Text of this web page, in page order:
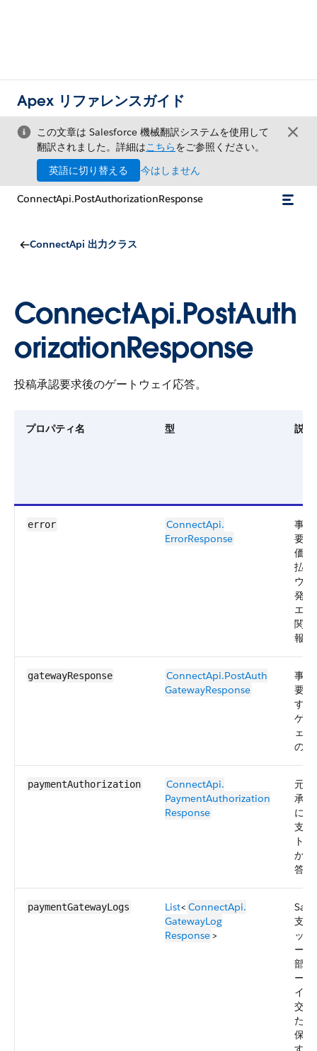
Apex リファレンスガイド
この文章は Salesforce 機械翻訳システムを使用して
翻訳されました。詳細はこちらをご参照ください。
英語に切り替える
今はしません
ConnectApi.PostAuthorizationResponse
ConnectApi 出力クラス
ConnectApi.PostAuth
orizationResponse
投稿承認要求後のゲートウェイ応答。
プロパティ名 型 説明
error
ConnectApi.​
ErrorResponse
事後
要求
価中
払ゲ
ウェ
発生
エラ
関す
報。
gatewayResponse
ConnectApi.​PostAuth​
GatewayResponse
事後
要求
する
ゲー
ェ
の応
paymentAuthorization
ConnectApi.​
PaymentAuthorization​
Response
元の
承認
に対
支払
ト
から
答。
paymentGatewayLogs List< ConnectApi.​
GatewayLog​
Response>
支払
ッ
ーム
部支
ート
イの
交換
た情
保存